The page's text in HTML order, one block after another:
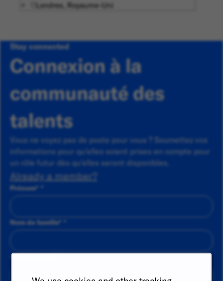
Londres, Royaume-Uni
Stay connected
Connexion à la
communauté des
talents
Vous ne voyez pas de poste pour vous ? Soumettez vos
informations pour qu'elles soient prises en compte pour
un rôle futur dès qu'elles seront disponibles.
Already a member?
Prénom*
Nom de famille*
Adresse email*